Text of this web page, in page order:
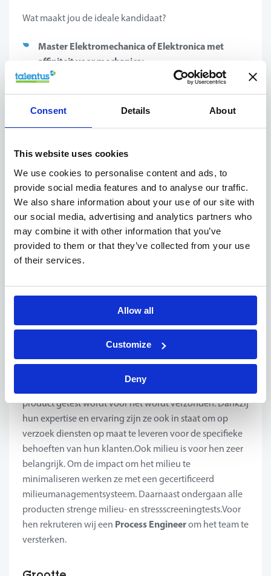
Consent Details About
This website uses cookies
We use cookies to personalise content and ads, to
provide social media features and to analyse our traffic.
We also share information about your use of our site with
our social media, advertising and analytics partners who
may combine it with other information that you’ve
provided to them or that they’ve collected from your use
of their services.
Allow all
Customize
Deny
Wat maakt jou de ideale kandidaat?
Master Elektromechanica of Elektronica met
affiniteit voor mechanica;
Interesse in productieprocessen en montage;
Ervaring met kwaliteitsthema’s en kennis van CAD
(Inventor) is een pluspunt;
Bereidheid tot korte dienstreizen binnen Europa;
Goede kennis van Nederlands en Engels,
Duits is
een troef.
Het bedrijf
Je komt terecht in een technisch uitdagende en
bedrijf specialiseert zich in het ontwerpen en
produceren van hoogtechnologische componenten en
bieden hightech elektronische oplossingen voor de
luchtvaartindustrie. Het productieproces is gebaseerd
op de principes van Lean Manufacturing. Hun klanten
hebben de hoogste kwaliteitsnormen en hebben
producten die geschikt zijn voor hun doel, doordat elk
product getest wordt voor het wordt verzonden. Dankzij
hun expertise en ervaring zijn ze ook in staat om op
verzoek diensten op maat te leveren voor de specifieke
behoeften van hun klanten.Ook milieu is voor hen zeer
belangrijk. Om de impact om het milieu te
minimaliseren werken ze met een gecertificeerd
milieumanagementsysteem. Daarnaast ondergaan alle
producten strenge milieu- en stressscreeningtests.Voor
hen rekruteren wij een Process Engineerom het team te
versterken.